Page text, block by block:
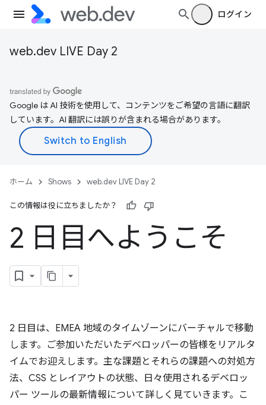
ログイン
web.dev LIVE Day 2
Google は AI 技術を使用して、コンテンツをご希望の言語に翻訳
しています。AI 翻訳には誤りが含まれる場合があります。
ホーム Shows web.dev LIVE Day 2
この情報は役に立ちましたか？
2 日目へようこそ
2 日目は、EMEA 地域のタイムゾーンにバーチャルで移動
します。ご参加いただいたデベロッパーの皆様をリアルタ
イムでお迎えします。主な課題とそれらの課題への対処方
法、CSS とレイアウトの状態、日々使用されるデベロッ
パー ツールの最新情報について詳しく見ていきます。こ